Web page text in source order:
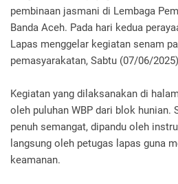
pembinaan jasmani di Lembaga
Banda Aceh. Pada hari kedua
Lapas menggelar kegiatan senam
pemasyarakatan, Sabtu (07/06/
Kegiatan yang dilaksanakan di
oleh puluhan WBP dari blok hunian.
penuh semangat, dipandu oleh
langsung oleh petugas lapas guna
keamanan.